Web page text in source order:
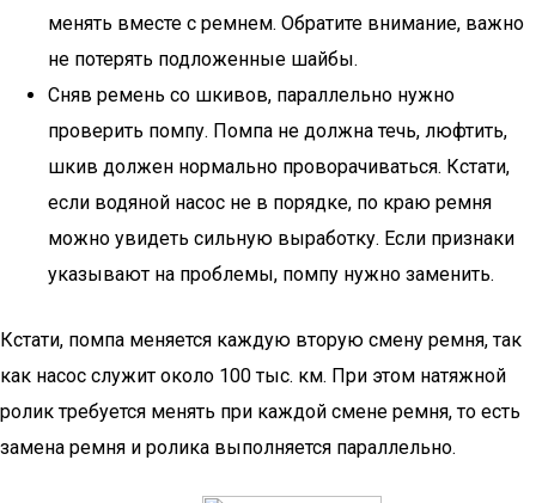
менять вместе с ремнем. Обратите внимание, важно
не потерять подложенные шайбы.
Сняв ремень со шкивов, параллельно нужно
проверить помпу. Помпа не должна течь, люфтить,
шкив должен нормально проворачиваться. Кстати,
если водяной насос не в порядке, по краю ремня
можно увидеть сильную выработку. Если признаки
указывают на проблемы, помпу нужно заменить.
Кстати, помпа меняется каждую вторую смену ремня, так
как насос служит около 100 тыс. км. При этом натяжной
ролик требуется менять при каждой смене ремня, то есть
замена ремня и ролика выполняется параллельно.